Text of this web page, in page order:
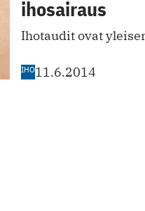
ihosairaus
Ihotaudit ovat
IHO11.6.2014